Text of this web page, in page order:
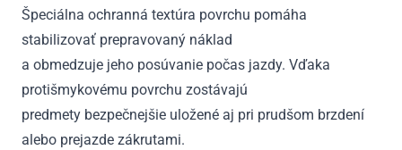
Špeciálna ochranná textúra povrchu pomáha
stabilizovať prepravovaný náklad
a obmedzuje jeho posúvanie počas jazdy. Vďaka
protišmykovému povrchu zostávajú
predmety bezpečnejšie uložené aj pri prudšom brzdení
alebo prejazde zákrutami.